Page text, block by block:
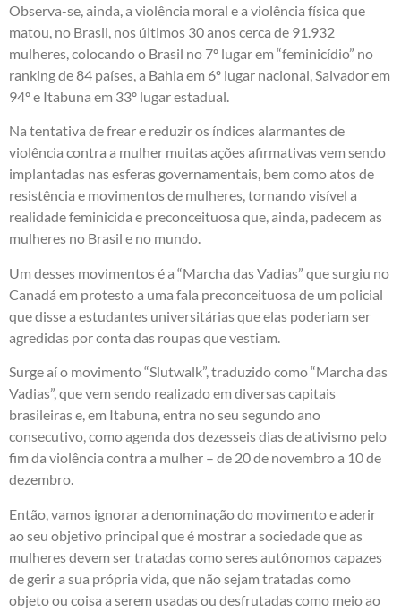
Observa-se, ainda, a violência moral e a violência física que
matou, no Brasil, nos últimos 30 anos cerca de 91.932
mulheres, colocando o Brasil no 7º lugar em “feminicídio” no
ranking de 84 países, a Bahia em 6º lugar nacional, Salvador em
94º e Itabuna em 33º lugar estadual.
Na tentativa de frear e reduzir os índices alarmantes de
violência contra a mulher muitas ações afirmativas vem sendo
implantadas nas esferas governamentais, bem como atos de
resistência e movimentos de mulheres, tornando visível a
realidade feminicida e preconceituosa que, ainda, padecem as
mulheres no Brasil e no mundo.
Um desses movimentos é a “Marcha das Vadias” que surgiu no
Canadá em protesto a uma fala preconceituosa de um policial
que disse a estudantes universitárias que elas poderiam ser
agredidas por conta das roupas que vestiam.
Surge aí o movimento “Slutwalk”, traduzido como “Marcha das
Vadias”, que vem sendo realizado em diversas capitais
brasileiras e, em Itabuna, entra no seu segundo ano
consecutivo, como agenda dos dezesseis dias de ativismo pelo
fim da violência contra a mulher – de 20 de novembro a 10 de
dezembro.
Então, vamos ignorar a denominação do movimento e aderir
ao seu objetivo principal que é mostrar a sociedade que as
mulheres devem ser tratadas como seres autônomos capazes
de gerir a sua própria vida, que não sejam tratadas como
objeto ou coisa a serem usadas ou desfrutadas como meio ao